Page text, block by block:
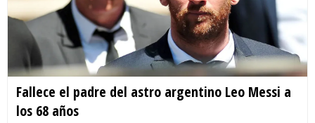
Fallece el padre del astro argentino Leo Messi a
los 68 años